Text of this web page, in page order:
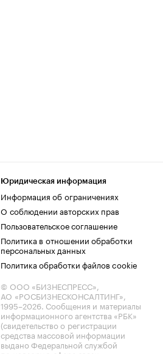
Юридическая информация
Информация об ограничениях
О соблюдении авторских прав
Пользовательское соглашение
Политика в отношении обработки
персональных данных
Политика обработки файлов cookie
© ООО «БИЗНЕСПРЕСС»,
АО «РОСБИЗНЕСКОНСАЛТИНГ»,
1995–2026. Сообщения и материалы
информационного агентства «РБК»
(свидетельство о регистрации
средства массовой информации
выдано Федеральной службой